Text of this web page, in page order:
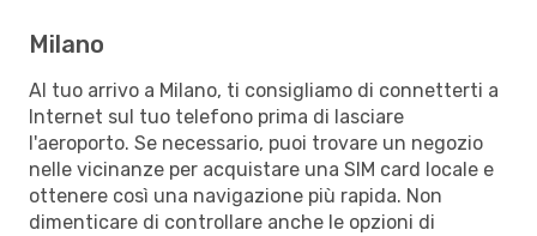
Milano
Al tuo arrivo a Milano, ti consigliamo di connetterti a
Internet sul tuo telefono prima di lasciare
l'aeroporto. Se necessario, puoi trovare un negozio
nelle vicinanze per acquistare una SIM card locale e
ottenere così una navigazione più rapida. Non
dimenticare di controllare anche le opzioni di